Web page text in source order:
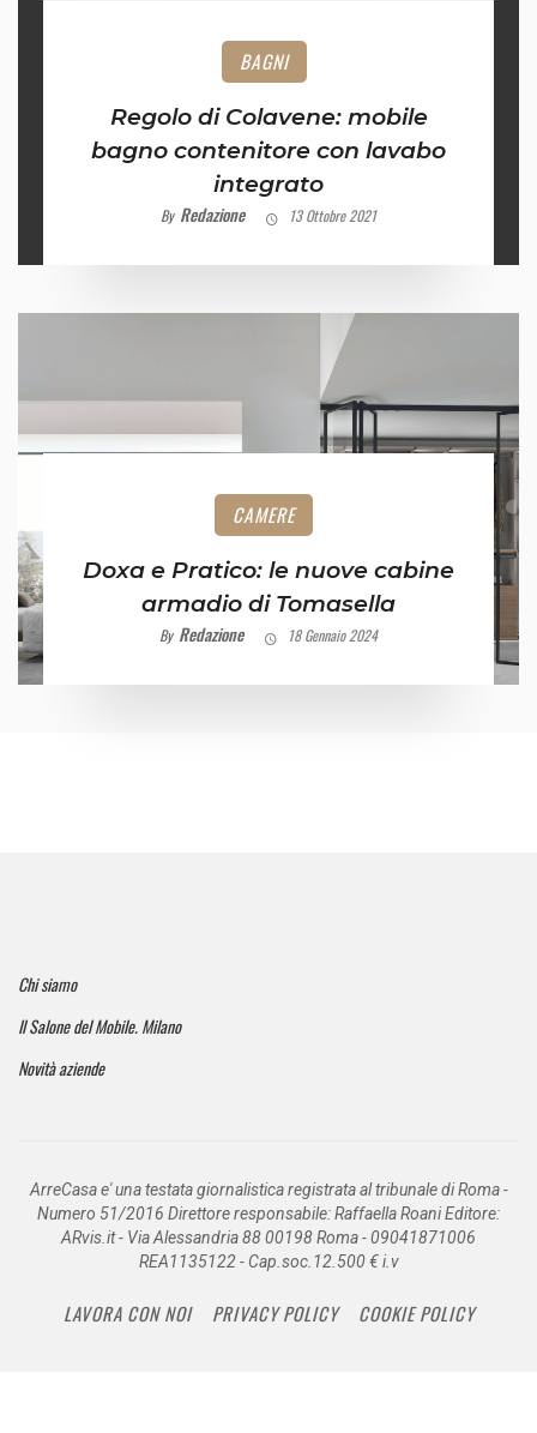
BAGNI
Regolo di Colavene: mobile
bagno contenitore con lavabo
integrato
By Redazione 13 Ottobre 2021
CAMERE
Doxa e Pratico: le nuove cabine
armadio di Tomasella
By Redazione 18 Gennaio 2024
Chi siamo
Il Salone del Mobile. Milano
Novità aziende
ArreCasa e' una testata giornalistica registrata al tribunale di Roma -
Numero 51/2016 Direttore responsabile: Raffaella Roani Editore:
ARvis.it - Via Alessandria 88 00198 Roma - 09041871006
REA1135122 - Cap.soc.12.500 € i.v
LAVORA CON NOI PRIVACY POLICY COOKIE POLICY